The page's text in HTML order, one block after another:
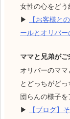
女性の心をど
▶
【お客様と
ールとオリバ
ママと兄弟がご
オリバーのマ
とどっちがど
団らんの様子を
▶
【ブログ】